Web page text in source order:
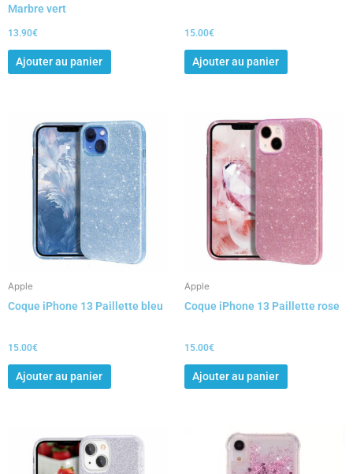
Marbre vert
13.90€
Ajouter au panier
15.00€
Ajouter au panier
Apple
Coque iPhone 13 Paillette bleu
15.00€
Ajouter au panier
Apple
Coque iPhone 13 Paillette rose
15.00€
Ajouter au panier